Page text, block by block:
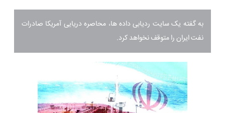
به گفته یک سایت ردیابی داده ها، محاصره دریایی آمریکا صادرات
نفت ایران را متوقف نخواهد کرد.